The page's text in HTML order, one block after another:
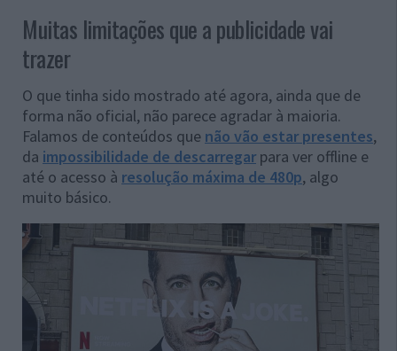
Muitas limitações que a publicidade vai
trazer
O que tinha sido mostrado até agora, ainda que de
forma não oficial, não parece agradar à maioria.
Falamos de conteúdos que não vão estar presentes,
da impossibilidade de descarregar para ver offline e
até o acesso à resolução máxima de 480p, algo
muito básico.